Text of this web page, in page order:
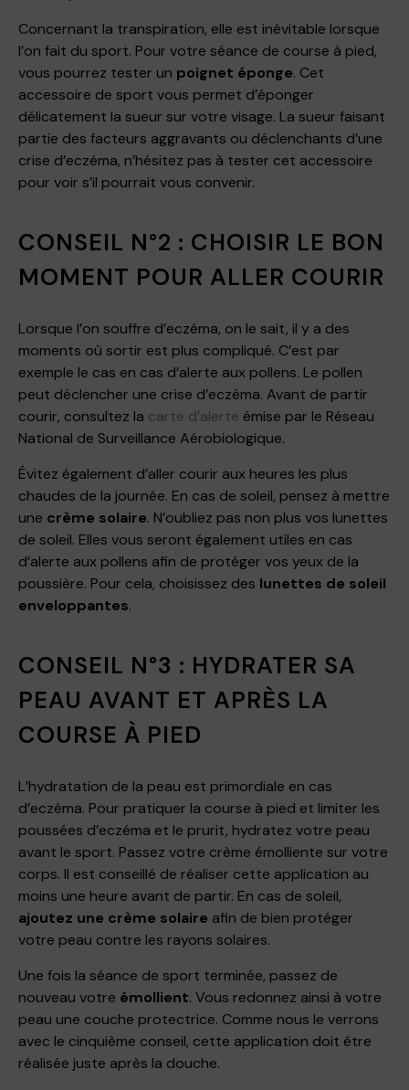
Concernant la transpiration, elle est inévitable lorsque
l’on fait du sport. Pour votre séance de course à pied,
vous pourrez tester un poignet éponge. Cet
accessoire de sport vous permet d’éponger
délicatement la sueur sur votre visage. La sueur faisant
partie des facteurs aggravants ou déclenchants d’une
crise d’eczéma, n’hésitez pas à tester cet accessoire
pour voir s’il pourrait vous convenir.
CONSEIL N°2 : CHOISIR LE BON
MOMENT POUR ALLER COURIR
Lorsque l’on souffre d’eczéma, on le sait, il y a des
moments où sortir est plus compliqué. C’est par
exemple le cas en cas d’alerte aux pollens. Le pollen
peut déclencher une crise d’eczéma. Avant de partir
courir, consultez la carte d’alerte émise par le Réseau
National de Surveillance Aérobiologique.
Évitez également d’aller courir aux heures les plus
chaudes de la journée. En cas de soleil, pensez à mettre
une crème solaire. N’oubliez pas non plus vos lunettes
de soleil. Elles vous seront également utiles en cas
d’alerte aux pollens afin de protéger vos yeux de la
poussière. Pour cela, choisissez des lunettes de soleil
enveloppantes.
CONSEIL N°3 : HYDRATER SA
PEAU AVANT ET APRÈS LA
COURSE À PIED
L’hydratation de la peau est primordiale en cas
d’eczéma. Pour pratiquer la course à pied et limiter les
poussées d’eczéma et le prurit, hydratez votre peau
avant le sport. Passez votre crème émolliente sur votre
corps. Il est conseillé de réaliser cette application au
moins une heure avant de partir. En cas de soleil,
ajoutez une crème solaire afin de bien protéger
votre peau contre les rayons solaires.
Une fois la séance de sport terminée, passez de
nouveau votre émollient. Vous redonnez ainsi à votre
peau une couche protectrice. Comme nous le verrons
avec le cinquième conseil, cette application doit être
réalisée juste après la douche.